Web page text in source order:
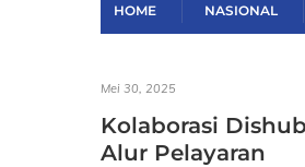
HOME NASIONAL
Mei 30, 2025
Kolaborasi
Alur Pelayaran